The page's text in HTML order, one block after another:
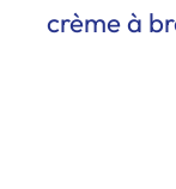
crème à